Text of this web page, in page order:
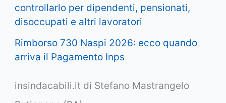
controllarlo per dipendenti, pensionati,
disoccupati e altri lavoratori
Rimborso 730 Naspi 2026: ecco quando
arriva il Pagamento Inps
insindacabili.it di Stefano Mastrangelo